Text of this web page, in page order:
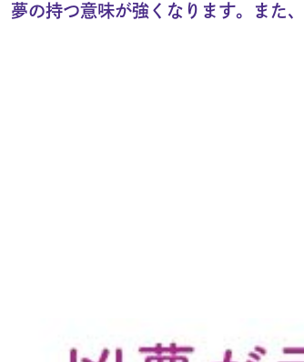
の持つ意味が強くなります。また、